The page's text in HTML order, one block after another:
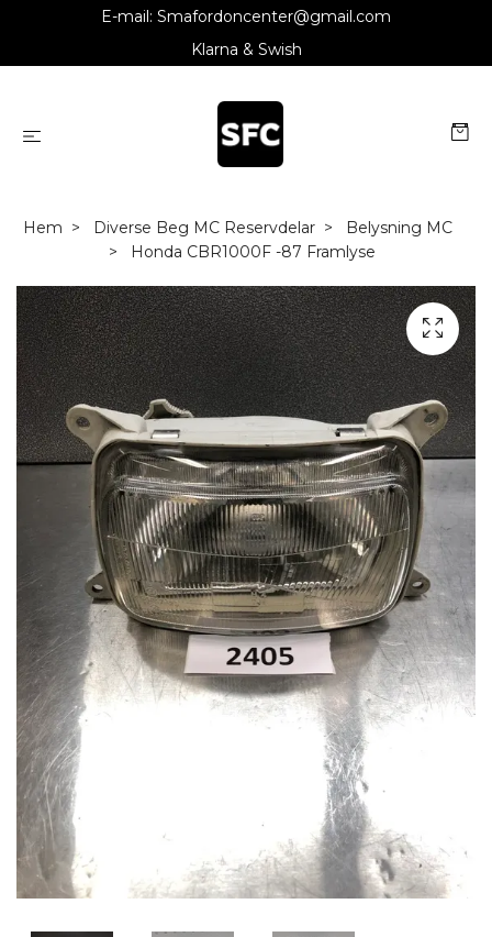
E-mail: Smafordoncenter@gmail.com
Klarna & Swish
Hem Diverse Beg MC Reservdelar
Belysning MC
Honda CBR1000F -87 Framlyse